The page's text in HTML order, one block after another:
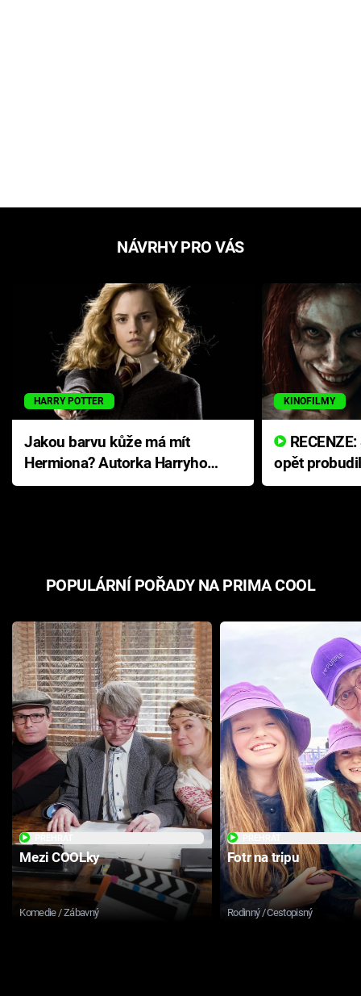
NÁVRHY PRO VÁS
HARRY POTTER
Jakou barvu kůže má mít
Hermiona? Autorka Harryho
Pottera přišla s ráznou
KINOFILMY
opět
přichází s
POPULÁRNÍ POŘADY NA PRIMA COOL
Mezi COOLky
Komedie / Zábavný
Fotr na tripu
Rodinný / Cestopisný